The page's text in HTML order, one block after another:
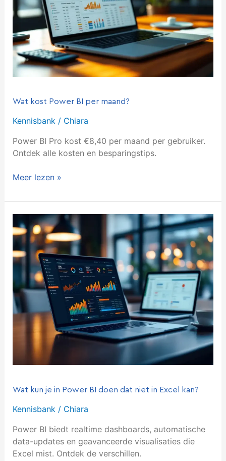
Wat kost Power BI per maand?
Kennisbank / Chiara
Power BI Pro kost €8,40 per maand per gebruiker.
Ontdek alle kosten en besparingstips.
Meer lezen »
Wat kun je in Power BI doen dat niet in Excel kan?
Kennisbank/ Chiara
Power BI biedt realtime dashboards, automatische
data-updates en geavanceerde visualisaties die
Excel mist. Ontdek de verschillen.
Wat
kun
je
in
Power
BI
doen
dat
niet
in